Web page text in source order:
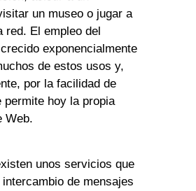
un museo o jugar a
red. El empleo del
exponencialmente
de estos usos y,
por la facilidad de
permite hoy la propia
Web.
unos servicios que
de mensajes